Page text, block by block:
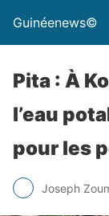
Guinéenews©
Pita : À
l’eau
pour les
Joseph